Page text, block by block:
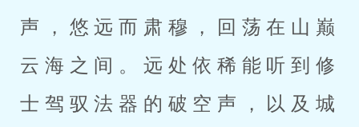
声，悠远而肃穆，回荡在山巅
云海之间。远处依稀能听到修
士驾驭法器的破空声，以及城